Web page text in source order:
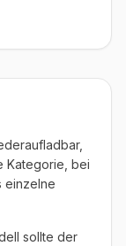
Kategorie, bei
einzelne
sollte der